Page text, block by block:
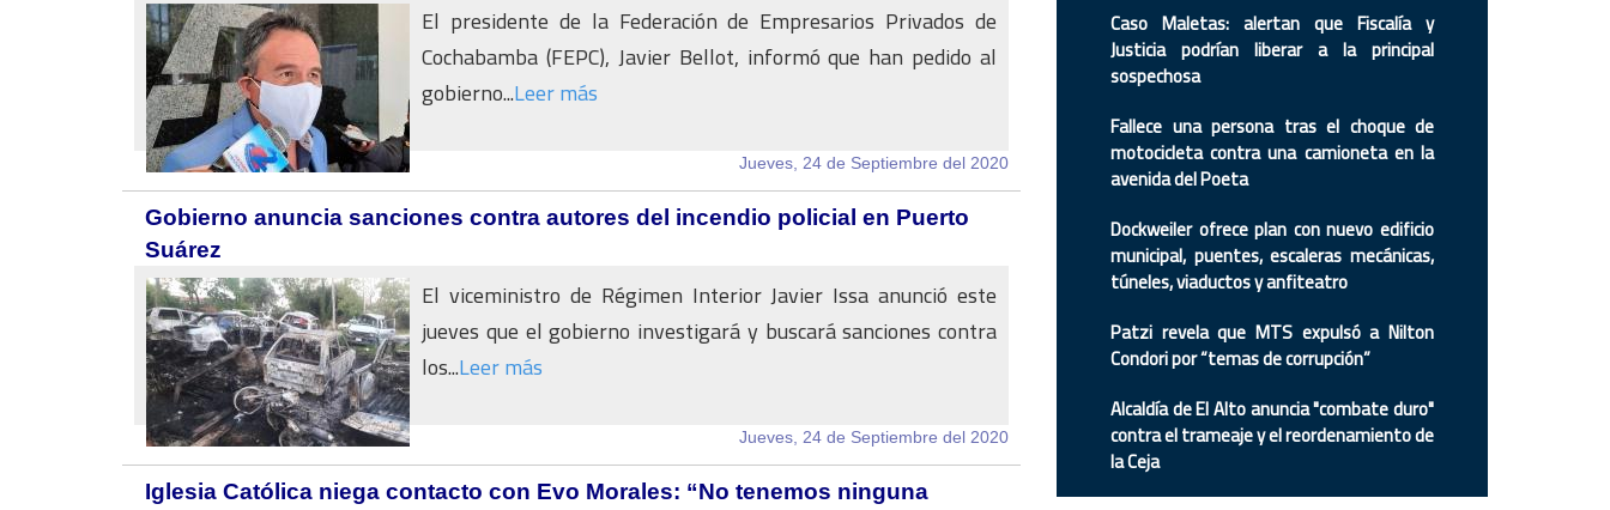
El presidente de la Federación de Empresarios Privados de
Cochabamba (FEPC), Javier Bellot, informó que han pedido al
gobierno...Leer más
Jueves, 24 de Septiembre del 2020
Gobierno anuncia sanciones contra autores del incendio policial en Puerto
Suárez
El viceministro de Régimen Interior Javier Issa anunció este
jueves que el gobierno investigará y buscará sanciones contra
los...Leer más
Jueves, 24 de Septiembre del 2020
Iglesia Católica niega contacto con Evo Morales: “No tenemos ninguna
Caso Maletas: alertan que Fiscalía y
Justicia podrían liberar a la principal
sospechosa
Fallece una persona tras el choque de
motocicleta contra una camioneta en la
avenida del Poeta
Dockweiler ofrece plan con nuevo edificio
municipal, puentes, escaleras mecánicas,
túneles, viaductos y anfiteatro
Patzi revela que MTS expulsó a Nilton
Condori por “temas de corrupción”
Alcaldía de El Alto anuncia "combate duro"
contra el trameaje y el reordenamiento de
la Ceja